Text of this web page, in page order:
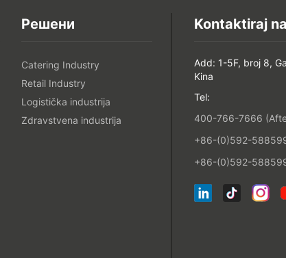
Решени
Catering Industry
Retail Industry
Logistička industrija
Zdravstvena industrija
Kontaktiraj
Add: 1-5F, broj 8,
Kina
Tel:
400-766-7666
+86-(0)592-
+86-(0)592-